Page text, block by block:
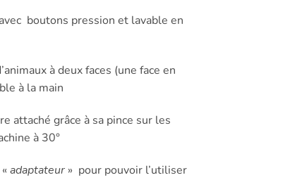
boutons pression et lavable en
à deux faces (une face en
à la main
attaché grâce à sa pince sur les
à 30°
adaptateur » pour pouvoir l’utiliser